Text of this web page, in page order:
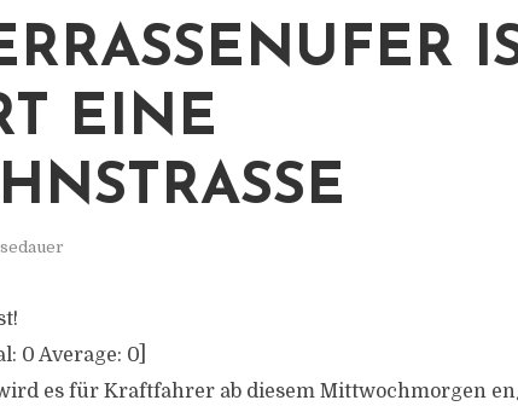
EINE
0 Average: 0
es für Kraftfahrer ab diesem Mittwochmorgen